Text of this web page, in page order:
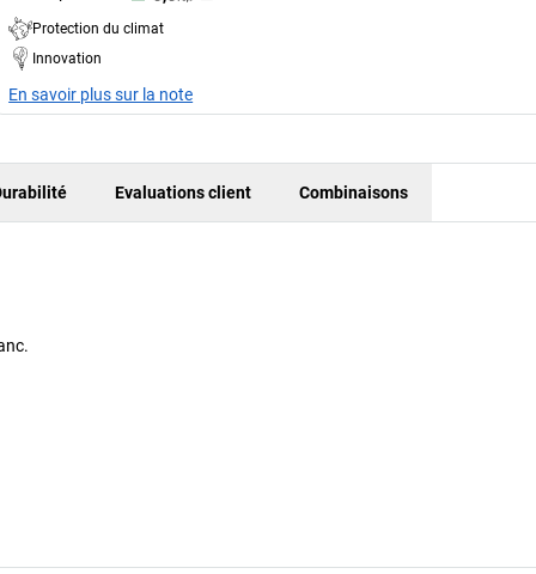
Protection du climat
Innovation
En savoir plus sur la note
Evaluations client Combinaisons